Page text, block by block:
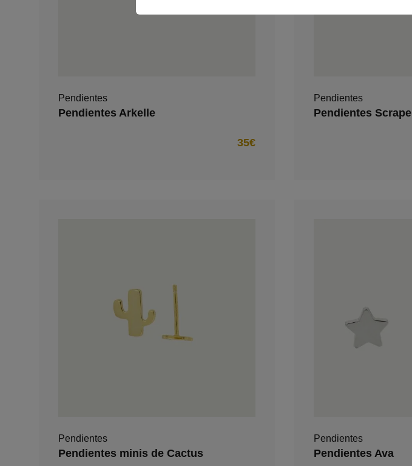
Pendientes
Pendientes Arkelle
35€
Pendientes
Pendientes Scrape
Pendientes
Pendientes minis de Cactus
Pendientes
Pendientes Ava